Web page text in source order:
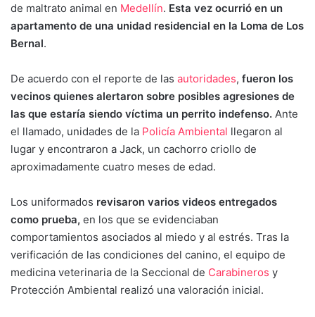
de maltrato animal en Medellín. Esta vez ocurrió en un
apartamento de una unidad residencial en la Loma de Los
Bernal.
De acuerdo con el reporte de las autoridades, fueron los
vecinos quienes alertaron sobre posibles agresiones de
las que estaría siendo víctima un perrito indefenso. Ante
el llamado, unidades de la Policía Ambiental llegaron al
lugar y encontraron a Jack, un cachorro criollo de
aproximadamente cuatro meses de edad.
Los uniformados revisaron varios videos entregados
como prueba, en los que se evidenciaban
comportamientos asociados al miedo y al estrés. Tras la
verificación de las condiciones del canino, el equipo de
medicina veterinaria de la Seccional de Carabineros y
Protección Ambiental realizó una valoración inicial.